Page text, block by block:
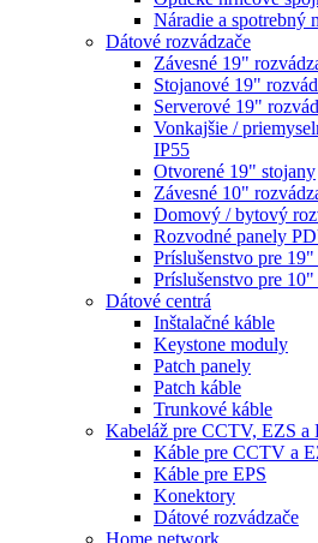
Náradie a spotrebný
Dátové rozvádzače
Závesné 19"
Stojanové 19"
Serverové 19"
Vonkajšie /
IP55
Otvorené 19" stojany
Závesné 10"
Domový / bytový
Rozvodné panely
Príslušenstvo pre
Príslušenstvo pre
Dátové centrá
Inštalačné káble
Keystone moduly
Patch panely
Patch káble
Trunkové káble
Kabeláž pre CCTV, EZS a
Káble pre CCTV a
Káble pre EPS
Konektory
Dátové rozvádzače